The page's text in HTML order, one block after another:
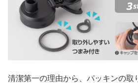
清潔第一の理由から、パッキンの取